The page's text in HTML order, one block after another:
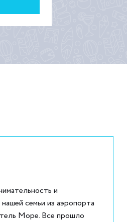
и
семьи из аэропорта
Море. Все прошло